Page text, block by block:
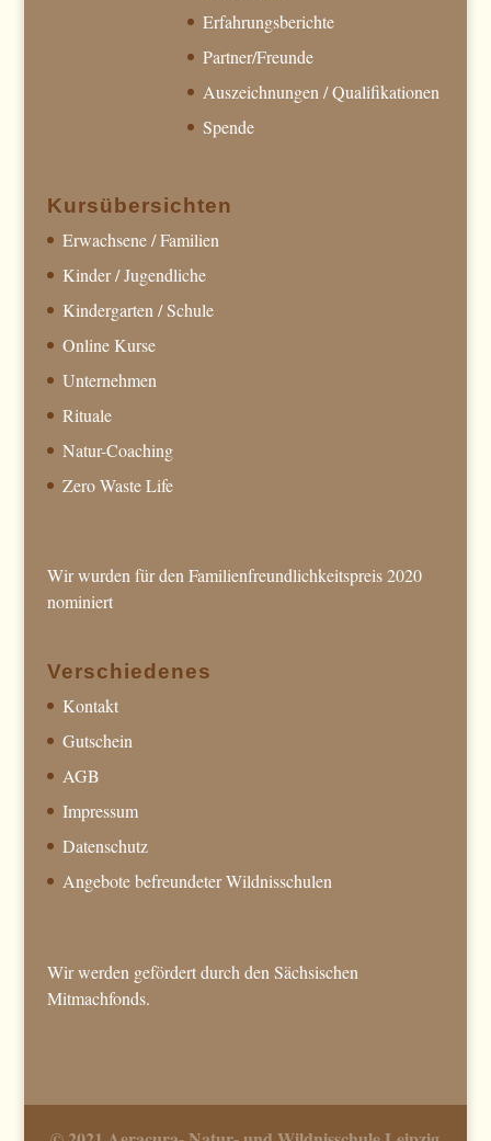
Erfahrungsberichte
Partner/Freunde
Auszeichnungen / Qualifikationen
Spende
Kursübersichten
Erwachsene / Familien
Kinder / Jugendliche
Kindergarten / Schule
Online Kurse
Unternehmen
Rituale
Natur-Coaching
Zero Waste Life
Wir wurden für den Familienfreundlichkeitspreis 2020
nominiert
Verschiedenes
Kontakt
Gutschein
AGB
Impressum
Datenschutz
Angebote befreundeter Wildnisschulen
Wir werden gefördert durch den Sächsischen
Mitmachfonds.